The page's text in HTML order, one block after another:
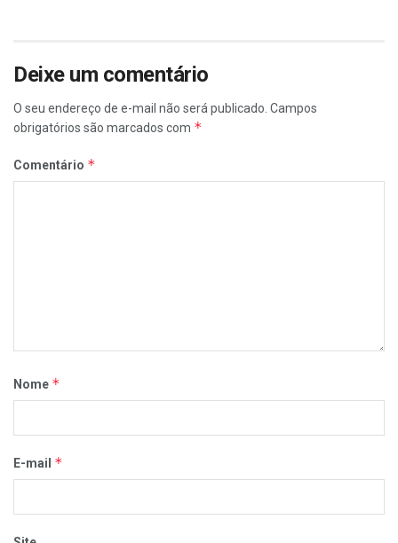
Deixe um comentário
O seu endereço de e-mail não será publicado. Campos
obrigatórios são marcados com *
Comentário *
Nome *
E-mail *